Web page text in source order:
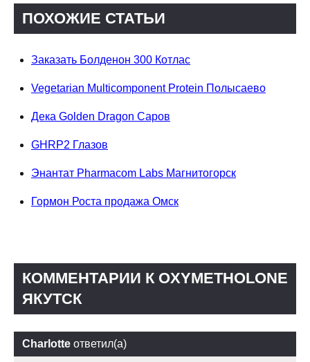
ПОХОЖИЕ СТАТЬИ
Заказать Болденон 300 Котлас
Vegetarian Multicomponent Protein Полысаево
Дека Golden Dragon Саров
GHRP2 Глазов
Энантат Pharmacom Labs Магнитогорск
Гормон Роста продажа Омск
КОММЕНТАРИИ К OXYMETHOLONE
ЯКУТСК
Charlotte ответил(а)